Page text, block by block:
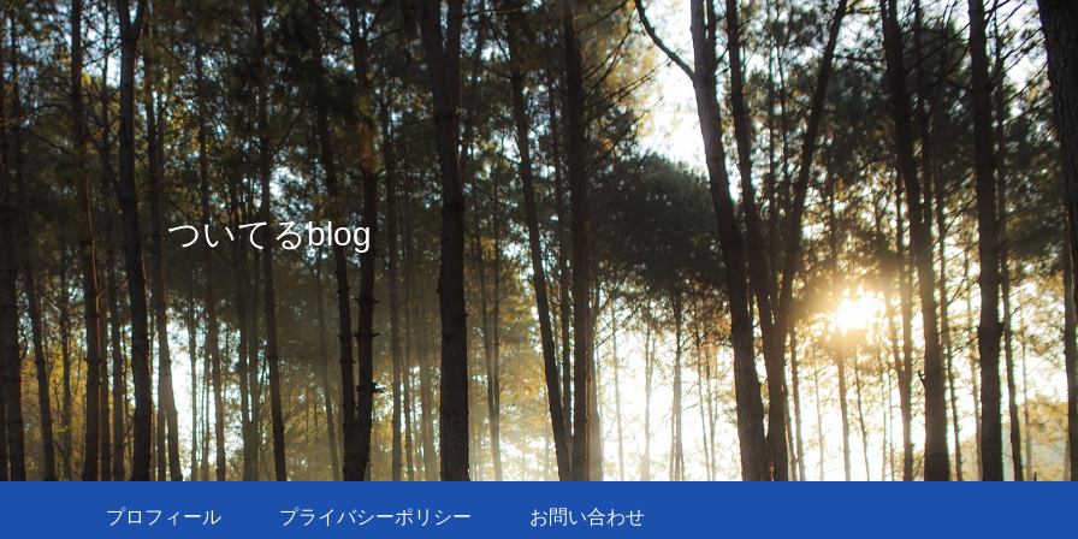
ついてるblog
プロフィール プライバシーポリシー お問い合わせ